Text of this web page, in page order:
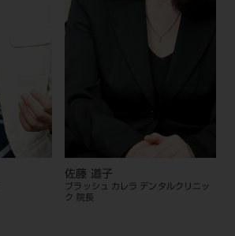
佐藤 道子
ブラッシュ カレラ デンタルクリニッ
ク 院長